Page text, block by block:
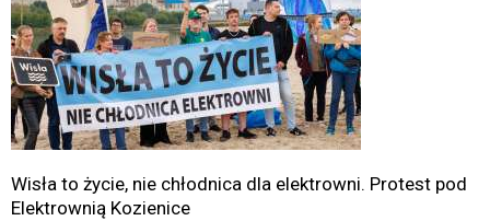
Wisła to życie, nie chłodnica dla elektrowni. Protest pod
Elektrownią Kozienice